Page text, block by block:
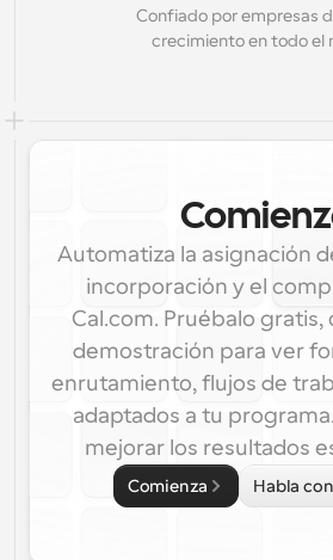
Confiado por empresas
crecimiento en todo el
Automatiza la asignación
incorporación y el
Cal.com. Pruébalo gratis,
demostración para ver
enrutamiento, flujos de
adaptados a tu
mejorar los resultados
Comienza Habla